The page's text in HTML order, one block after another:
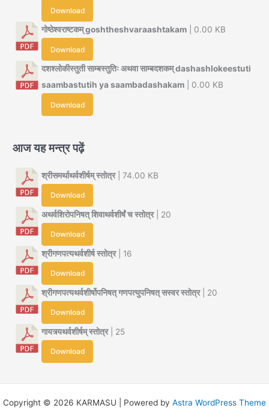
Download
गोष्ठेश्वराष्टकम् goshtheshvaraashtakam | 0.00 KB
Download
दशश्लोकीस्तुती साम्बस्तुतिः अथवा साम्बदशकम् dashashlokeestuti
saambastutih ya saambadashakam | 0.00 KB
Download
आज यह मन्त्र पढ़ें
श्रीसमर्थाथर्वशीर्षम् स्तोत्र| 74.00 KB
Download
अथर्वशिरोपनिषत् शिवाथर्वशीर्षं च स्तोत्र| 20
Download
श्रीगणपत्यथर्वशीर्ष स्तोत्र| 16
Download
श्रीगणपत्यथर्वशीर्षोपनिषत् गणपत्युपनिषत् सस्वर स्तोत्र| 20
Download
गायत्र्यथर्वशीर्षम् स्तोत्र| 25
Download
Copyright © 2026 KARMASU | Powered by Astra WordPress Theme